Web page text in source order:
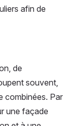
afin de
de
souvent,
combinées. Par
une façade